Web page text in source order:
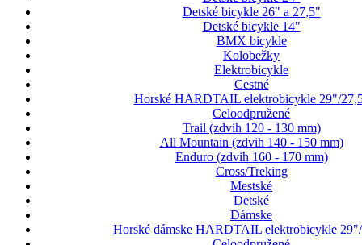
Detské bicykle 26" a 27,5"
Detské bicykle 14"
BMX bicykle
Kolobežky
Elektrobicykle
Cestné
Horské HARDTAIL elektrobicykle 29"/
Celoodpružené
Trail (zdvih 120 - 130 mm)
All Mountain (zdvih 140 - 150 mm)
Enduro (zdvih 160 - 170 mm)
Cross/Treking
Mestské
Detské
Dámske
Horské dámske HARDTAIL elektrobicykle